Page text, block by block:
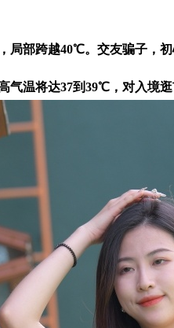
部跨越40℃。交友骗子，初
温将达37到39℃，对入境